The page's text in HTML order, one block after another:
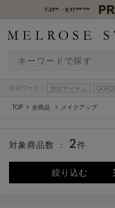
注目ワード： 別注アイテム
TOP 全商品 メイクアップ
絞り込む
対象商品数 ： 2件